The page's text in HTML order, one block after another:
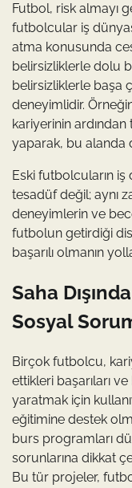
Futbol, risk almayı
futbolcular iş
atma konusunda
belirsizliklerle dolu
belirsizliklerle başa
deneyimlidir.
kariyerinin
yaparak, bu alanda
Eski futbolcuların
tesadüf değil; aynı
deneyimlerin ve
futbolun getirdiği
başarılı olmanın
Saha
Sosyal
Birçok futbolcu,
ettikleri başarıları
yaratmak için
eğitimine destek
burs programları
sorunlarına dikkat
Bu tür projeler,